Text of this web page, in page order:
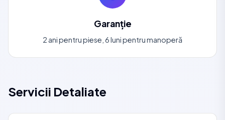
Garanție
2 ani pentru piese, 6 luni pentru manoperă
Servicii Detaliate